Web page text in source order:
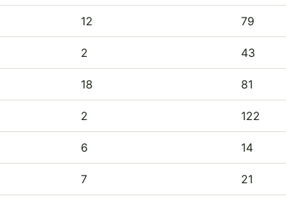
12 79
2 43
18 81
2 122
6 14
7 21